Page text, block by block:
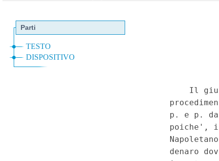
attuazione dell'articolo 8,
2014, n. 23). (17C00027)
Costituzionale n.8 del 22-2-